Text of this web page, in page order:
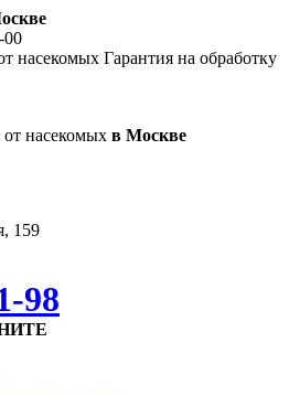
00
Гарантия на обработку
насекомых в Москве
159
98